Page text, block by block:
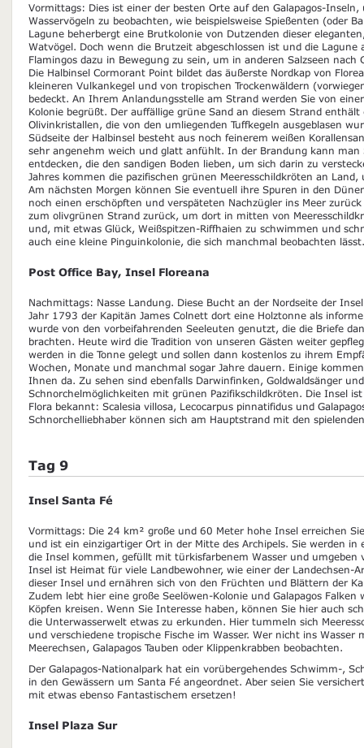
Vormittags: Dies ist einer der besten Orte auf den Galapagos-
Wasservögeln zu beobachten, wie beispielsweise Spießenten (oder
Lagune beherbergt eine Brutkolonie von Dutzenden dieser
Watvögel. Doch wenn die Brutzeit abgeschlossen ist und die
Flamingos dazu in Bewegung zu sein, um in anderen Salzseen nach
Die Halbinsel Cormorant Point bildet das äußerste Nordkap von
kleineren Vulkankegel und von tropischen Trockenwäldern
bedeckt. An Ihrem Anlandungsstelle am Strand werden Sie von
Kolonie begrüßt. Der auffällige grüne Sand an diesem Strand
Olivinkristallen, die von den umliegenden Tuffkegeln ausgeblasen
Südseite der Halbinsel besteht aus noch feinerem weißen
sehr angenehm weich und glatt anfühlt. In der Brandung kann man
entdecken, die den sandigen Boden lieben, um sich darin zu
Jahres kommen die pazifischen grünen Meeresschildkröten an
Am nächsten Morgen können Sie eventuell ihre Spuren in den
noch einen erschöpften und verspäteten Nachzügler ins Meer
zum olivgrünen Strand zurück, um dort in mitten von
und, mit etwas Glück, Weißspitzen-Riffhaien zu schwimmen und
auch eine kleine Pinguinkolonie, die sich manchmal beobachten lässt.
Post Office Bay, Insel Floreana
Nachmittags: Nasse Landung. Diese Bucht an der Nordseite der
Jahr 1793 der Kapitän James Colnett dort eine Holztonne als
wurde von den vorbeifahrenden Seeleuten genutzt, die die Briefe
brachten. Heute wird die Tradition von unseren Gästen weiter
werden in die Tonne gelegt und sollen dann kostenlos zu ihrem
Wochen, Monate und manchmal sogar Jahre dauern. Einige
Ihnen da. Zu sehen sind ebenfalls Darwinfinken, Goldwaldsänger
Schnorchelmöglichkeiten mit grünen Pazifikschildkröten. Die Insel
Flora bekannt: Scalesia villosa, Lecocarpus pinnatifidus und
Schnorchelliebhaber können sich am Hauptstrand mit den
Tag 9
Insel Santa Fé
Vormittags: Die 24 km² große und 60 Meter hohe Insel erreichen
und ist ein einzigartiger Ort in der Mitte des Archipels. Sie werden in
die Insel kommen, gefüllt mit türkisfarbenem Wasser und umgeben
Insel ist Heimat für viele Landbewohner, wie einer der Landechsen-
dieser Insel und ernähren sich von den Früchten und Blättern der
Zudem lebt hier eine große Seelöwen-Kolonie und Galapagos
Köpfen kreisen. Wenn Sie Interesse haben, können Sie hier auch
die Unterwasserwelt etwas zu erkunden. Hier tummeln sich
und verschiedene tropische Fische im Wasser. Wer nicht ins Wasser
Meerechsen, Galapagos Tauben oder Klippenkrabben beobachten.
Der Galapagos-Nationalpark hat ein vorübergehendes Schwimm-,
in den Gewässern um Santa Fé angeordnet. Aber seien Sie
mit etwas ebenso Fantastischem ersetzen!
Insel Plaza Sur